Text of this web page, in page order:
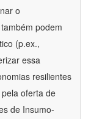
o
podem
(p.ex.,
essa
resilientes
oferta de
de Insumo-